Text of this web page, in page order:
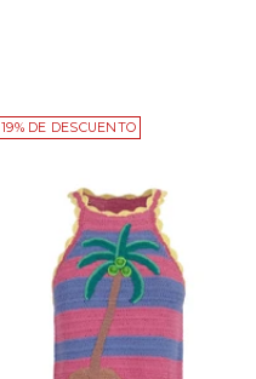
19% DE DESCUENTO